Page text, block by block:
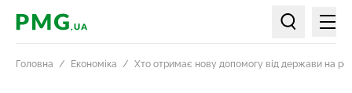
PMG.ua
Пошук по
Головна Економіка Хто отримає нову допомогу від держави на